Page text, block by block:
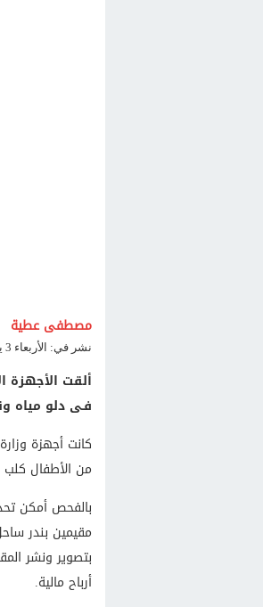
مصطفى عطية
نشر في: الأربعاء 3 يونيو 2026 - 1:59 م | آخر تحديث: الأربعاء 3 يونيو 2026 - 1:59 م
فـى دلو مياه
كانت أجهزة
من الأطفال
مقيمين بندر
بتصوير ونشر
أرباح مالية.